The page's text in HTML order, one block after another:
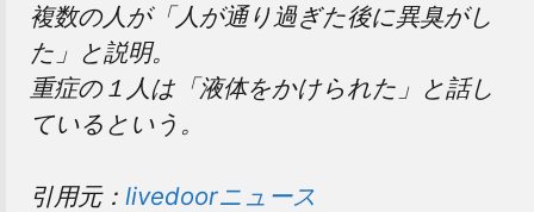
複数の人が「人が通り過ぎた後に異臭がし
た」と説明。
重症の１人は「液体をかけられた」と話し
ているという。
引用元： livedoorニュース